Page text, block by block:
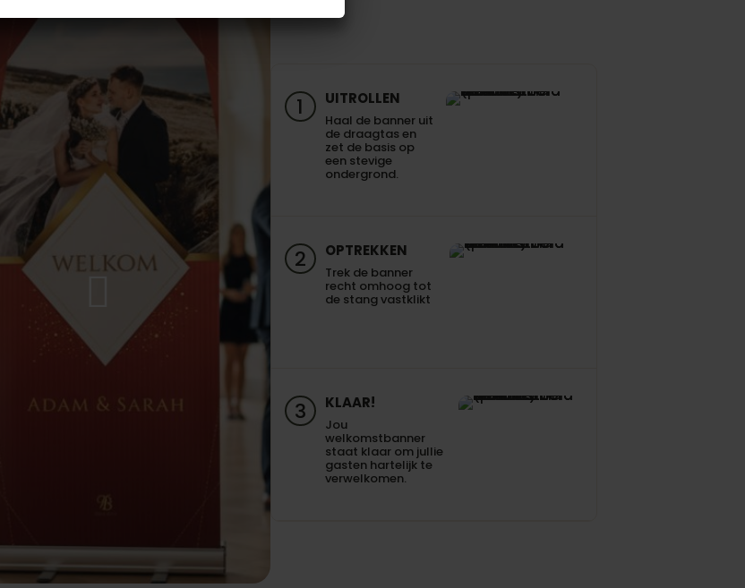
1 UITROLLEN
Haal de banner uit
de draagtas en
zet de basis op
een stevige
ondergrond.
2 OPTREKKEN
Trek de banner
recht omhoog tot
de stang vastklikt
3 KLAAR!
Jou
welkomstbanner
staat klaar om jullie
gasten hartelijk te
verwelkomen.